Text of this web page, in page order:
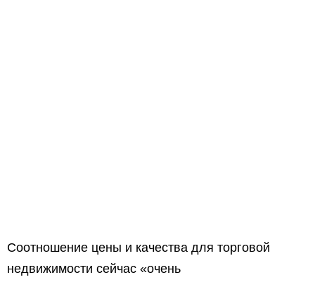
Соотношение цены и качества для торговой
недвижимости сейчас «очень